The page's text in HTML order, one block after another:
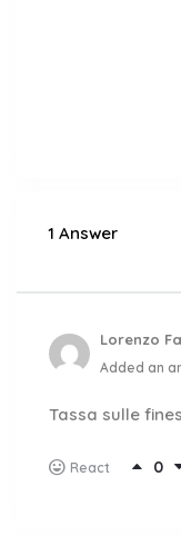
1 Answer
Lorenzo
Added an
Tassa sulle
React 0